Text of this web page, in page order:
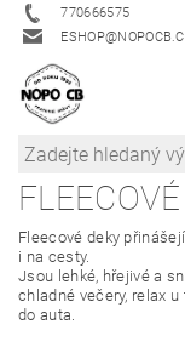
770666575
Fleecové deky
i na cesty.
Jsou lehké, hřejivé a
chladné večery, relax
do auta.